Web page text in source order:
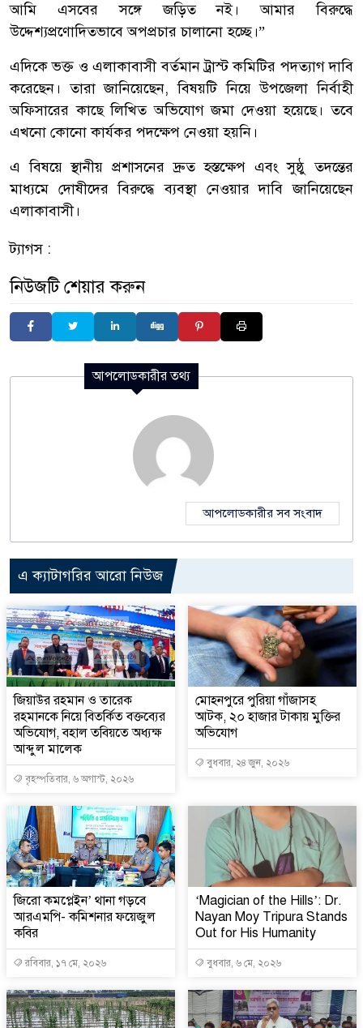
আমি এসবের সঙ্গে জড়িত নই। আমার বিরুদ্ধে
উদ্দেশ্যপ্রণোদিতভাবে অপপ্রচার চালানো হচ্ছে।”
এদিকে ভক্ত ও এলাকাবাসী বর্তমান ট্রাস্ট কমিটির পদত্যাগ দাবি
করেছেন। তারা জানিয়েছেন, বিষয়টি নিয়ে উপজেলা নির্বাহী
অফিসারের কাছে লিখিত অভিযোগ জমা দেওয়া হয়েছে। তবে
এখনো কোনো কার্যকর পদক্ষেপ নেওয়া হয়নি।
এ বিষয়ে স্থানীয় প্রশাসনের দ্রুত হস্তক্ষেপ এবং সুষ্ঠু তদন্তের
মাধ্যমে দোষীদের বিরুদ্ধে ব্যবস্থা নেওয়ার দাবি জানিয়েছেন
এলাকাবাসী।
ট্যাগস :
নিউজটি শেয়ার করুন
আপলোডকারীর তথ্য
আপলোডকারীর সব সংবাদ
এ ক্যাটাগরির আরো নিউজ
জিয়াউর রহমান ও তারেক
রহমানকে নিয়ে বিতর্কিত বক্তব্যের
অভিযোগ, বহাল তবিয়তে অধ্যক্ষ
আব্দুল মালেক
বৃহস্পতিবার, ৬ অগাস্ট, ২০২৬
মোহনপুরে পুরিয়া গাঁজাসহ
আটক, ২০ হাজার টাকায় মুক্তির
অভিযোগ
বুধবার, ২৪ জুন, ২০২৬
জিরো কমপ্লেইন’ থানা গড়বে
আরএমপি- কমিশনার ফয়েজুল
কবির
রবিবার, ১৭ মে, ২০২৬
‘Magician of the Hills’: Dr.
Nayan Moy Tripura Stands
Out for His Humanity
বুধবার, ৬ মে, ২০২৬